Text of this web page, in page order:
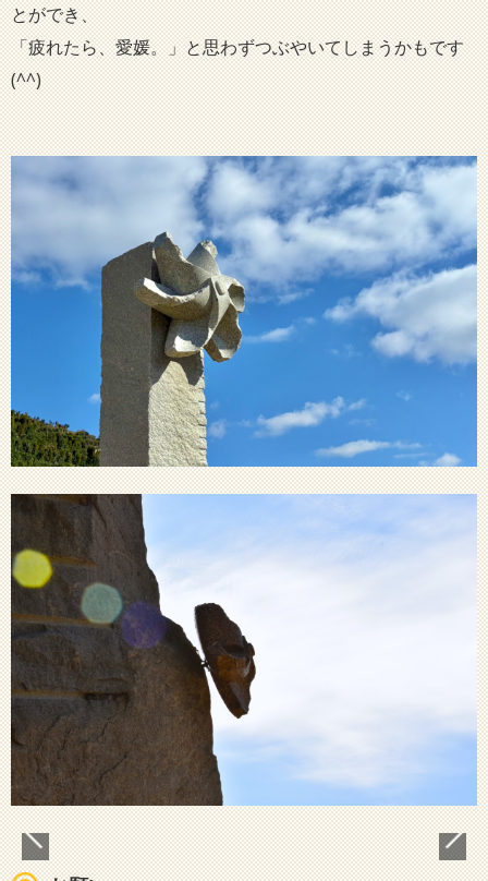
とができ、
「疲れたら、愛媛。」と思わずつぶやいてしまうかもです
(^^)